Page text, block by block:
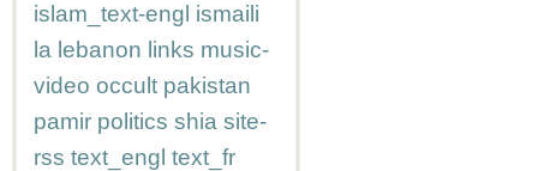
islam_text-engl ismaili
la lebanon links music-
video occult pakistan
pamir politics shia site-
rss text_engl text_fr